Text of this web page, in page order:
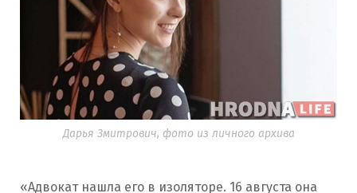
Дарья Змитрович, фото из личного архива
«Адвокат нашла его в изоляторе. 16 августа она